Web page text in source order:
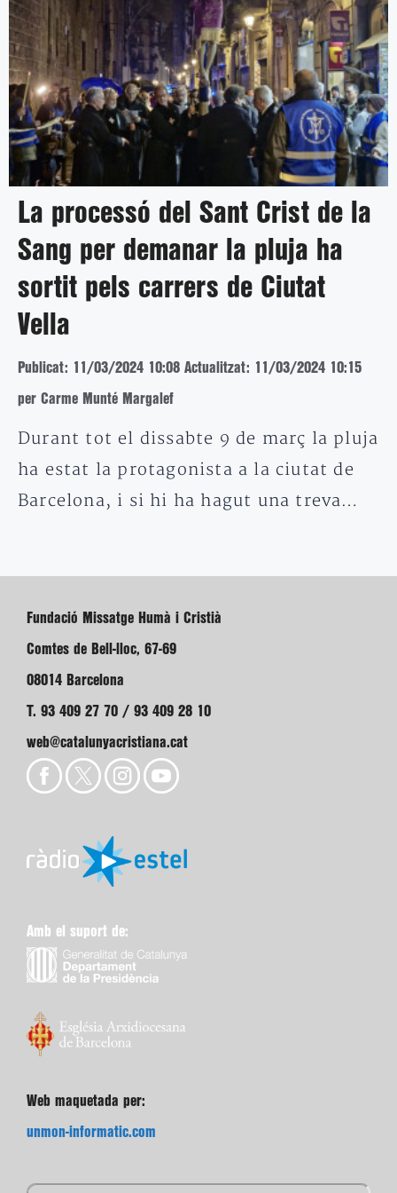
La processó del Sant Crist de la
Sang per demanar la pluja ha
sortit pels carrers de Ciutat
Vella
Publicat: 11/03/2024 10:08 Actualitzat: 11/03/2024 10:15
per Carme Munté Margalef
Durant tot el dissabte 9 de març la pluja
ha estat la protagonista a la ciutat de
Barcelona, i si hi ha hagut una treva…
Fundació Missatge Humà i Cristià
Comtes de Bell-lloc, 67-69
08014 Barcelona
T. 93 409 27 70 / 93 409 28 10
web@catalunyacristiana.cat
Amb el suport de:
Web maquetada per:
unmon-informatic.com